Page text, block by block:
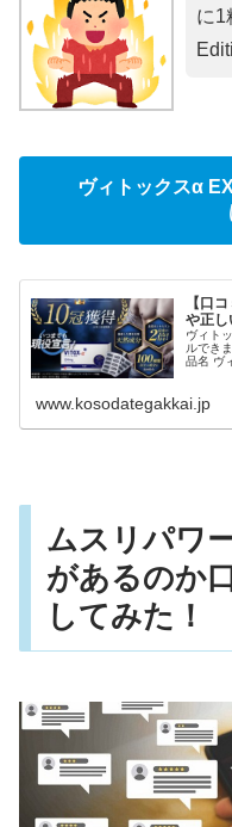
に1
ヴィトックスα
【口
や正し
ヴィトッ
ルできます。 ヴィトックスα EXTRA
www.kosodategakkai.jp
ムスリパワ
があるのか
してみた！